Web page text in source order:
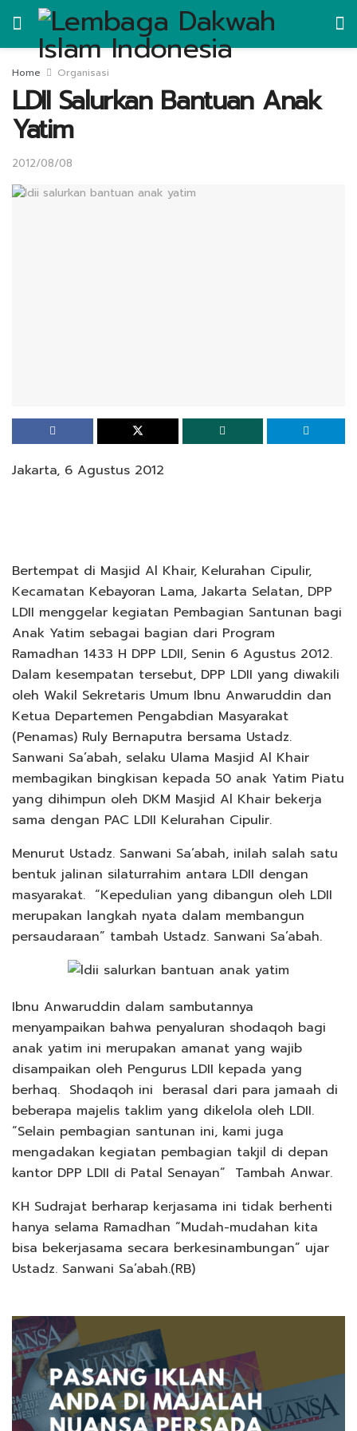
Home Organisasi
LDII Salurkan Bantuan Anak
Yatim
2012/08/08
Jakarta, 6 Agustus 2012
Bertempat di Masjid Al Khair, Kelurahan Cipulir,
Kecamatan Kebayoran Lama, Jakarta Selatan, DPP
LDII menggelar kegiatan Pembagian Santunan bagi
Anak Yatim sebagai bagian dari Program
Ramadhan 1433 H DPP LDII, Senin 6 Agustus 2012.
Dalam kesempatan tersebut, DPP LDII yang diwakili
oleh Wakil Sekretaris Umum Ibnu Anwaruddin dan
Ketua Departemen Pengabdian Masyarakat
(Penamas) Ruly Bernaputra bersama Ustadz.
Sanwani Sa’abah, selaku Ulama Masjid Al Khair
membagikan bingkisan kepada 50 anak Yatim Piatu
yang dihimpun oleh DKM Masjid Al Khair bekerja
sama dengan PAC LDII Kelurahan Cipulir.
Menurut Ustadz. Sanwani Sa’abah, inilah salah satu
bentuk jalinan silaturrahim antara LDII dengan
masyarakat. “Kepedulian yang dibangun oleh LDII
merupakan langkah nyata dalam membangun
persaudaraan” tambah Ustadz. Sanwani Sa’abah.
Ibnu Anwaruddin dalam sambutannya
menyampaikan bahwa penyaluran shodaqoh bagi
anak yatim ini merupakan amanat yang wajib
disampaikan oleh Pengurus LDII kepada yang
berhaq. Shodaqoh ini berasal dari para jamaah di
beberapa majelis taklim yang dikelola oleh LDII.
“Selain pembagian santunan ini, kami juga
mengadakan kegiatan pembagian takjil di depan
kantor DPP LDII di Patal Senayan” Tambah Anwar.
KH Sudrajat berharap kerjasama ini tidak berhenti
hanya selama Ramadhan “Mudah-mudahan kita
bisa bekerjasama secara berkesinambungan” ujar
Ustadz. Sanwani Sa’abah.(RB)